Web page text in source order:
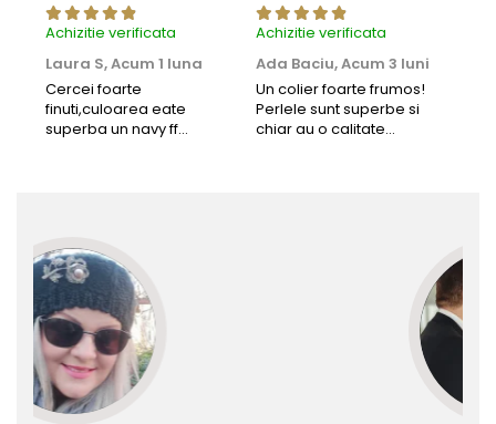
Achizitie verificata
Laura S,Acum 1 luna
Cercei foarte
finuti,culoarea eate
superba un navy ff
Achizitie verificata
Ada Baciu,Acum 3 luni
Un colier foarte frumos!
Perlele sunt superbe si
chiar au o calitate